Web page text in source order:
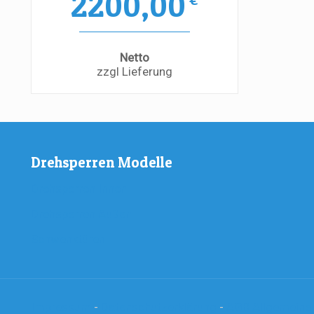
Netto
zzgl Lieferung
Drehsperren Modelle
- -